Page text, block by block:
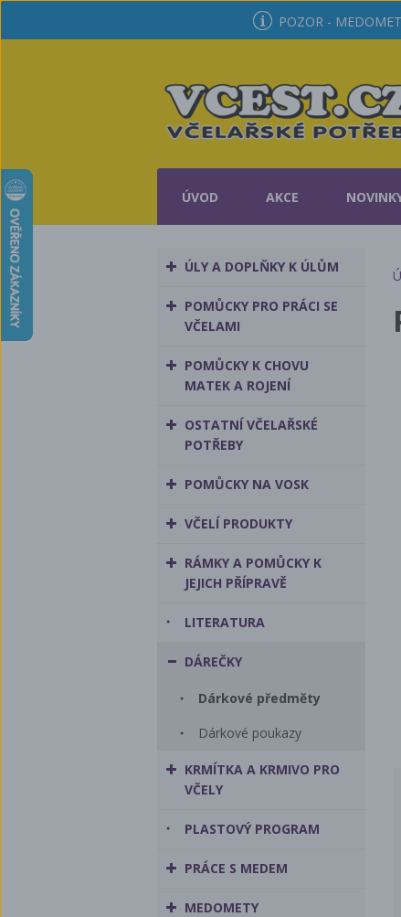
POZOR -
ÚVOD AKCE
ÚLY A DOPLŇKY K ÚLŮM
POMŮCKY PRO PRÁCI SE
VČELAMI
POMŮCKY K CHOVU
MATEK A ROJENÍ
OSTATNÍ VČELAŘSKÉ
POTŘEBY
POMŮCKY NA VOSK
VČELÍ PRODUKTY
RÁMKY A POMŮCKY K
JEJICH PŘÍPRAVĚ
LITERATURA
DÁREČKY
Dárkové předměty
Dárkové poukazy
KRMÍTKA A KRMIVO PRO
VČELY
PLASTOVÝ PROGRAM
PRÁCE S MEDEM
MEDOMETY